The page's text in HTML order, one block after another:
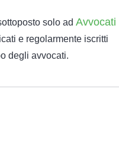
solo ad Avvocati
e regolarmente iscritti
degli avvocati.